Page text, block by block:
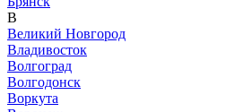
В
Великий Новгород
Владивосток
Волгоград
Волгодонск
Воркута